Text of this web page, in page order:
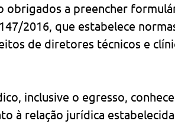
obrigados a preencher
2016, que estabelece
de diretores técnicos e
inclusive o egresso,
à relação jurídica